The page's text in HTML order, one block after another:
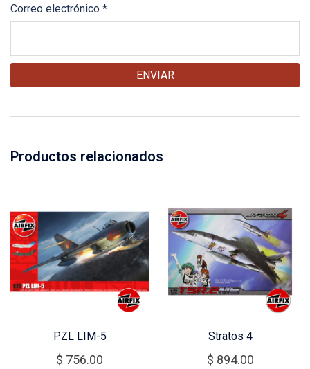
Correo electrónico *
Productos relacionados
PZL LIM-5
$ 756.00
Stratos 4
$ 894.00